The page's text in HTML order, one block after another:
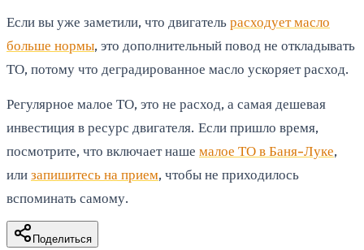
Если вы уже заметили, что двигательрасходует масло
больше нормы, это дополнительный повод не откладывать
ТО, потому что деградированное масло ускоряет расход.
Регулярное малое ТО, это не расход, а самая дешевая
инвестиция в ресурс двигателя. Если пришло время,
посмотрите, что включает наше малое ТО в Баня-Луке,
илизапишитесь на прием, чтобы не приходилось
вспоминать самому.
Поделиться